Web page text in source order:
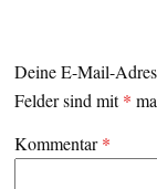
Deine E-Mail-
Felder sind mit*
Kommentar*